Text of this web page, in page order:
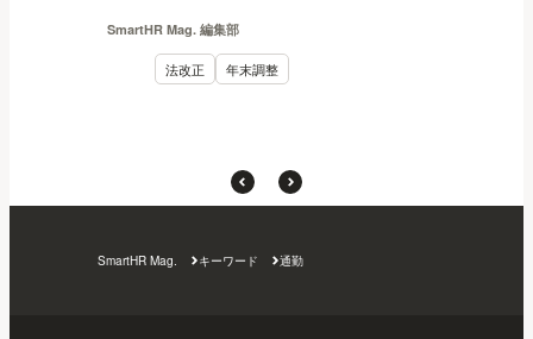
SmartHR Mag. 編集部
法改正 年末調整
SmartHR Mag. キーワード 通勤